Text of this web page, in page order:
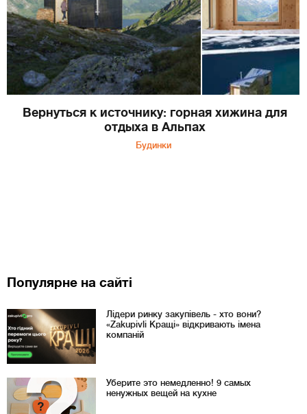
Вернуться к источнику: горная хижина для
отдыха в Альпах
Будинки
Популярне на сайті
Лідери ринку закупівель - хто вони?
«Zakupivli Кращі» відкривають імена
компаній
Уберите это немедленно! 9 самых
ненужных вещей на кухне